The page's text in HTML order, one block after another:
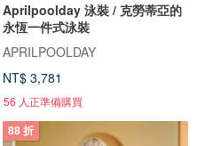
Aprilpoolday 泳裝 / 克勞蒂亞的
永恆一件式泳裝
APRILPOOLDAY
NT$ 3,781
56 人正準備購買
88 折